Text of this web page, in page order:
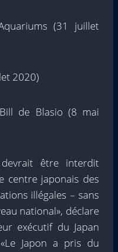
(31 juillet
2020)
de Blasio (8 mai
devrait être interdit
centre japonais des
illégales – sans
national», déclare
exécutif du Japan
Japon a pris du